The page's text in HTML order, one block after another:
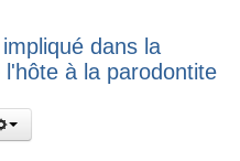
dans la
à la parodontite